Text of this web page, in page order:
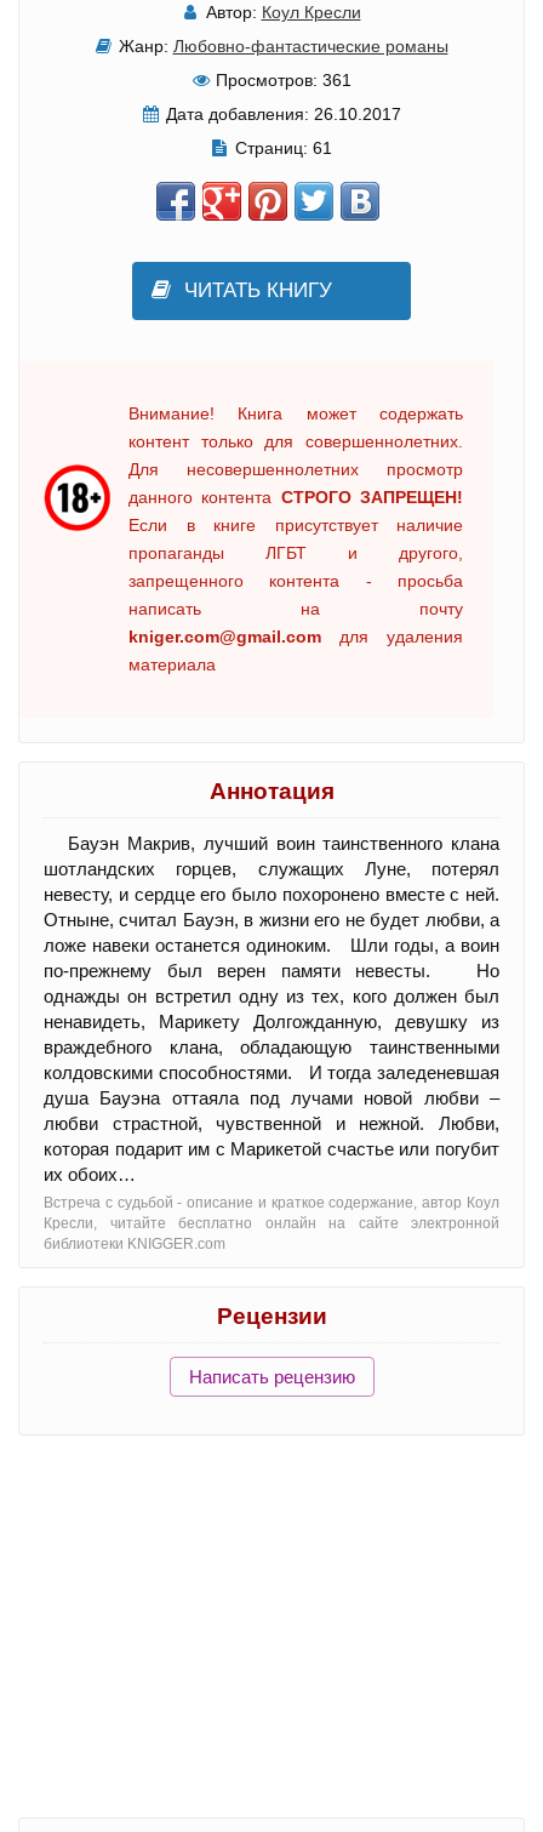
Автор: Коул Кресли
Жанр: Любовно-фантастические романы
Просмотров: 361
Дата добавления: 26.10.2017
Страниц: 61
ЧИТАТЬ КНИГУ
Внимание! Книга может содержать
контент только для совершеннолетних.
Для несовершеннолетних просмотр
данного контента СТРОГО ЗАПРЕЩЕН!
Если в книге присутствует наличие
пропаганды ЛГБТ и другого,
запрещенного контента - просьба
написать на почту
kniger.com@gmail.com для удаления
материала
Аннотация
Бауэн Макрив, лучший воин таинственного клана
шотландских горцев, служащих Луне, потерял
невесту, и сердце его было похоронено вместе с ней.
Отныне, считал Бауэн, в жизни его не будет любви, а
ложе навеки останется одиноким. Шли годы, а воин
по-прежнему был верен памяти невесты. Но
однажды он встретил одну из тех, кого должен был
ненавидеть, Марикету Долгожданную, девушку из
враждебного клана, обладающую таинственными
колдовскими способностями. И тогда заледеневшая
душа Бауэна оттаяла под лучами новой любви –
любви страстной, чувственной и нежной. Любви,
которая подарит им с Марикетой счастье или погубит
их обоих…
Встреча с судьбой - oписание и краткое содержание, автор Коул
Кресли, читайте бесплатно онлайн на сайте электронной
библиотеки KNIGGER.com
Рецензии
Написать рецензию